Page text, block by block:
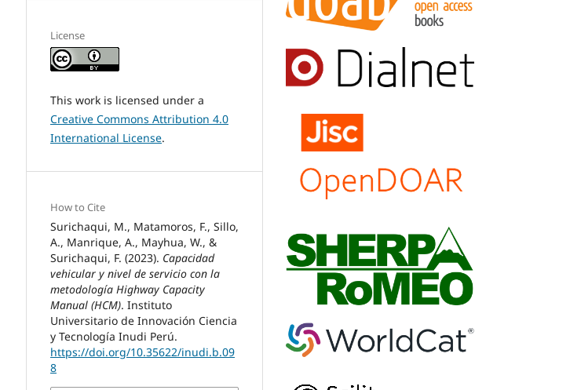
License
This work is licensed under a
Creative Commons Attribution 4.0
International License.
How to Cite
Surichaqui, M., Matamoros, F., Sillo,
A., Manrique, A., Mayhua, W., &
Surichaqui, F. (2023). Capacidad
vehicular y nivel de servicio con la
metodología Highway Capacity
Manual (HCM). Instituto
Universitario de Innovación Ciencia
y Tecnología Inudi Perú.
https://doi.org/10.35622/inudi.b.09
8